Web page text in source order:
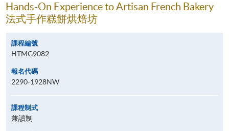
Hands-On Experience to Artisan French Bakery
法式手作糕餅烘焙坊
課程編號
HTMG9082
報名代碼
2290-1928NW
課程制式
兼讀制